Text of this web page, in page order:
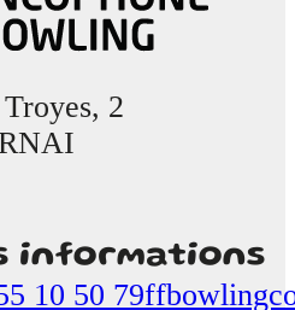
2
informations
10 50 79